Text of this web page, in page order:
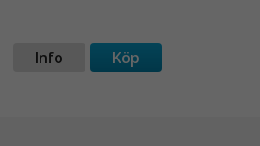
Info Köp